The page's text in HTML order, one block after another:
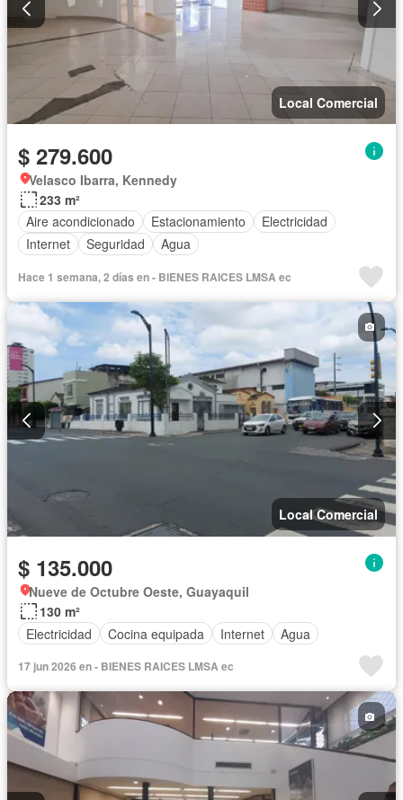
Local Comercial
$ 279.600
Velasco Ibarra, Kennedy
233 m²
Aire acondicionado
Estacionamiento
Electricidad
Internet
Seguridad Agua
Hace 1 semana, 2 días en - BIENES RAICES LMSA ec
Local Comercial
$ 135.000
Nueve de Octubre Oeste, Guayaquil
130 m²
Electricidad
Cocina equipada Internet Agua
17 jun 2026 en - BIENES RAICES LMSA ec